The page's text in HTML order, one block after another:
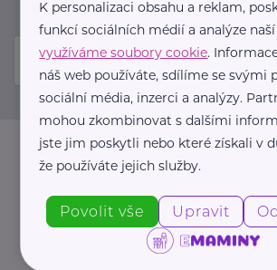
K personalizaci obsahu a reklam,
funkcí sociálních médií a analýze
využíváme soubory cookie.
náš web používáte, sdílíme se svými
sociální média, inzerci a analýzy.
mohou zkombinovat s dalšími
jste jim poskytli nebo které získali v
že používáte jejich služby.
Povolit vše Upravit